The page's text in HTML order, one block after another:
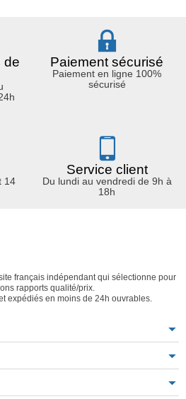
de
Paiement sécurisé
Paiement en ligne 100%
sécurisé
14
Service client
Du lundi au vendredi de 9h à
18h
français indépendant qui sélectionne pour
rapports qualité/prix.
expédiés en moins de 24h ouvrables.